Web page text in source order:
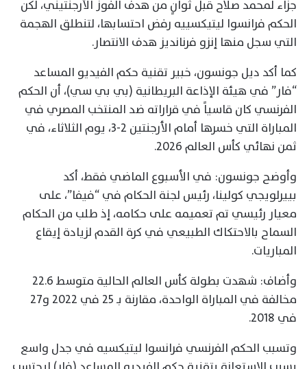
جزاء لمحمد صلاح قبل ثوانٍ من هدف الفوز الأرجنتيني، لكن
الحكم فرانسوا ليتيكسييه رفض احتسابها، لتنطلق الهجمة
التي سجل منها إنزو فرنانديز هدف الانتصار.
كما أكد ديل جونسون، خبير تقنية حكم الفيديو المساعد
“فار” في هيئة الإذاعة البريطانية (بي بي سي)، أن الحكم
الفرنسي كان قاسياً في قراراته ضد المنتخب المصري في
المباراة التي خسرها أمام الأرجنتين 2-3، يوم الثلاثاء، في
ثمن نهائي كأس العالم 2026.
وأوضح جونسون: في الأسبوع الماضي فقط، أكد
بييرلويجي كولينا، رئيس لجنة الحكام في “فيفا”، على
معيار رئيسي تم تعميمه على حكامه، إذ طلب من الحكام
السماح بالاحتكاك الطبيعي في كرة القدم لزيادة إيقاع
المباريات.
وأضاف: شهدت بطولة كأس العالم الحالية متوسط 22.6
مخالفة في المباراة الواحدة، مقارنة بـ 25 في 2022 و27
في 2018.
وتسبب الحكم الفرنسي فرانسوا ليتيكسيه في جدل واسع